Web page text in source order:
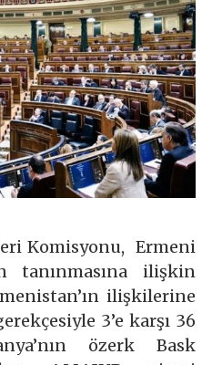
Komisyonu, Ermeni
tanınmasına ilişkin
ilişkilerine
3’e karşı 36
özerk Bask